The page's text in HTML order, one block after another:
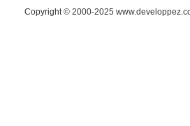
Copyright © 2000-2025